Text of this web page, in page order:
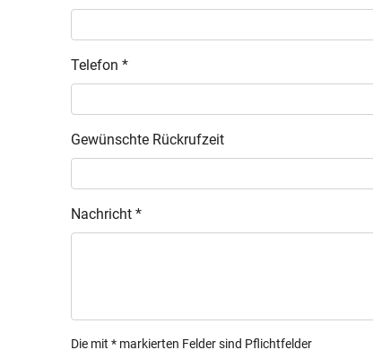
Telefon *
Gewünschte Rückrufzeit
Nachricht *
Die mit * markierten Felder sind Pflichtfelder